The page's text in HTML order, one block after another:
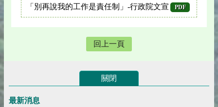
「別再說我的工作是責任制」-行政院文宣 PDF
回上一頁
關閉
最新消息